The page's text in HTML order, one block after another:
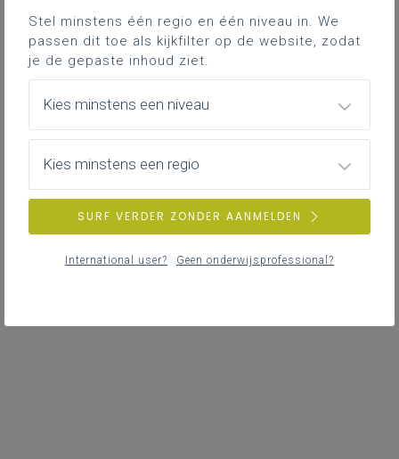
Stel minstens één regio en één niveau in. We
passen dit toe als kijkfilter op de website, zodat
je de gepaste inhoud ziet.
Kies minstens een niveau
Kies minstens een regio
SURF VERDER ZONDER AANMELDEN
International user? Geen onderwijsprofessional?